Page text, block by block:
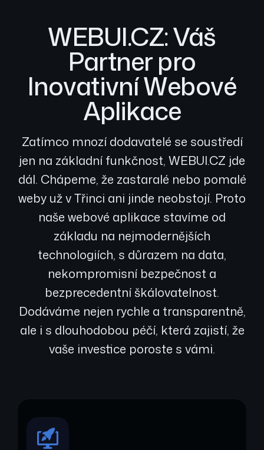
WEBUI.CZ: Váš
Partner pro
Inovativní Webové
Aplikace
Zatímco mnozí dodavatelé se soustředí
jen na základní funkčnost, WEBUI.CZ jde
dál. Chápeme, že zastaralé nebo pomalé
weby už v Třinci ani jinde neobstojí. Proto
naše webové aplikace stavíme od
základu na nejmodernějších
technologiích, s důrazem na data,
nekompromisní bezpečnost a
bezprecedentní škálovatelnost.
Dodáváme nejen rychle a transparentně,
ale i s dlouhodobou péčí, která zajistí, že
vaše investice poroste s vámi.